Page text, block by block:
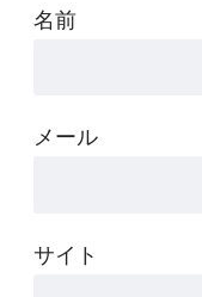
名前
メール
サイト